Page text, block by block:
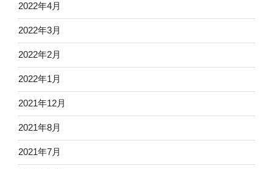
2022年4月
2022年3月
2022年2月
2022年1月
2021年12月
2021年8月
2021年7月